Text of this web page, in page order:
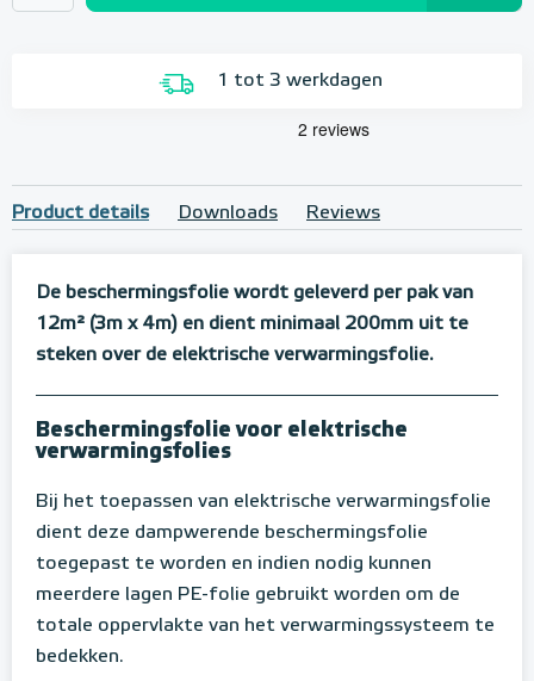
1 tot 3 werkdagen
Product details Downloads Reviews
De beschermingsfolie wordt geleverd per pak van
12m² (3m x 4m) en dient minimaal 200mm uit te
steken over de elektrische verwarmingsfolie.
Beschermingsfolie voor elektrische
verwarmingsfolies
Bij het toepassen van elektrische verwarmingsfolie
dient deze dampwerende beschermingsfolie
toegepast te worden en indien nodig kunnen
meerdere lagen PE-folie gebruikt worden om de
totale oppervlakte van het verwarmingssysteem te
bedekken.